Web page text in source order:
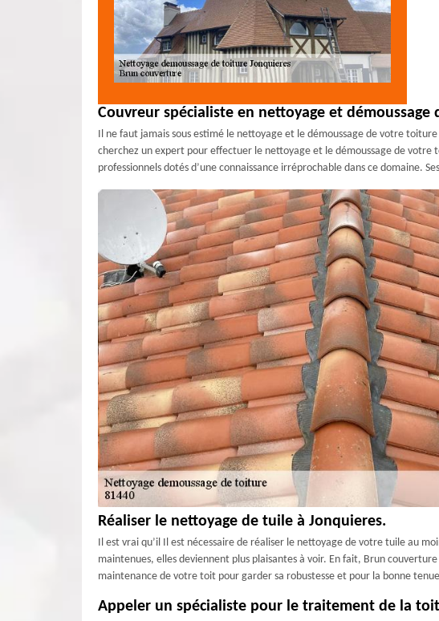
Couvreur spécialiste en nettoyage et
Il ne faut jamais sous estimé le nettoyage et le démoussage de votre
cherchez un expert pour effectuer le nettoyage et le démoussage de
professionnels dotés d’une connaissance irréprochable dans ce domaine.
Réaliser le nettoyage de tuile à Jonquieres.
Il est vrai qu’il Il est nécessaire de réaliser le nettoyage de votre tuile au
maintenues, elles deviennent plus plaisantes à voir. En fait, Brun
maintenance de votre toit pour garder sa robustesse et pour la bonne
Appeler un spécialiste pour le traitement de la